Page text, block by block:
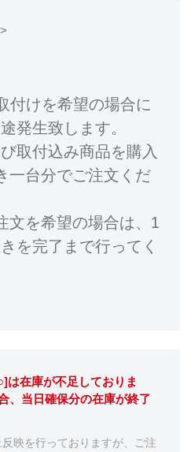
付けを希望の場合に
発生致します。
取付込み商品を購入
一台分でご注文くだ
文を希望の場合は、1
を完了まで行ってく
は在庫が不足しておりま
、当日確保分の在庫が終了
映を行っておりますが、ご注